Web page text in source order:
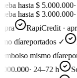
hasta $ 5.000.000·
hasta $ 3.000.000·
RapiCredit ·
díareportados ✓
mismo día
·24–72 h